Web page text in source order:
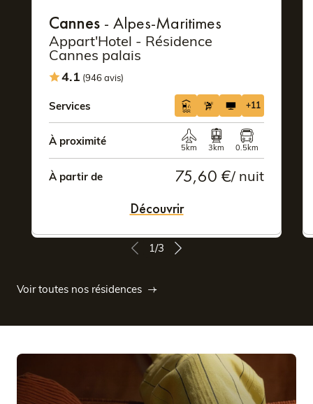
1/3
Cannes- Alpes-Maritimes
Appart'Hotel - Résidence
Cannes palais
4.1 (946 avis)
Services +11
À proximité
5km 3km 0.5km
À partir de 75,60 €/ nuit
Découvrir
Voir toutes nos résidences